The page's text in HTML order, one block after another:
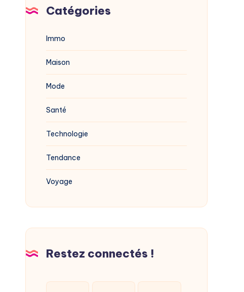
Catégories
Immo
Maison
Mode
Santé
Technologie
Tendance
Voyage
Restez connectés !